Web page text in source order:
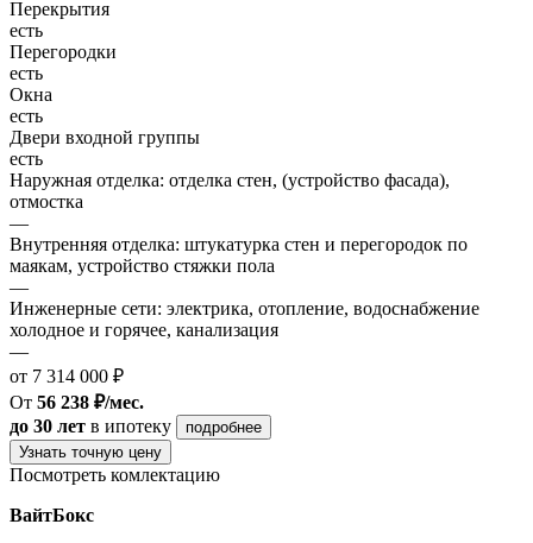
Перекрытия
есть
Перегородки
есть
Окна
есть
Двери входной группы
есть
Наружная отделка: отделка стен, (устройство фасада),
отмостка
—
Внутренняя отделка: штукатурка стен и перегородок по
маякам, устройство стяжки пола
—
Инженерные сети: электрика, отопление, водоснабжение
холодное и горячее, канализация
—
от 7 314 000 ₽
От 56 238 ₽/мес.
до 30 лет в ипотеку
подробнее
Узнать точную цену
Посмотреть комлектацию
ВайтБокс